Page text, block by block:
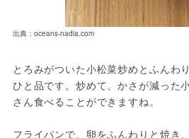
出典：oceans-nadia.com
とろみがついた小松菜炒めとふんわ
ひと品です。炒めて、かさが減った
さん食べることができますね。
フライパンで、卵をふんわりと焼き